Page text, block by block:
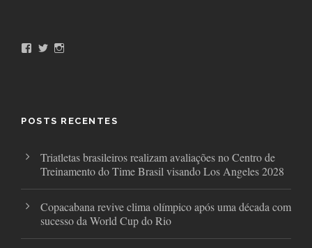
k
T
a
POSTS RECENTES
Triatletas brasileiros realizam avaliações no Centro de
Treinamento do Time Brasil visando Los Angeles 2028
Copacabana revive clima olímpico após uma década com
sucesso da World Cup do Rio